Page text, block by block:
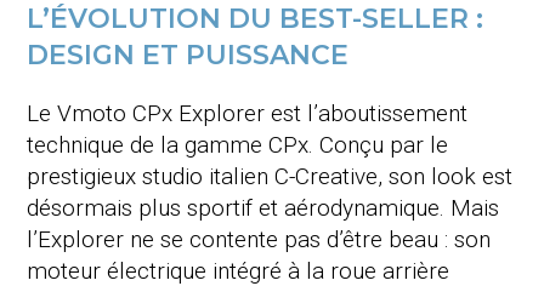
L’ÉVOLUTION DU BEST-SELLER :
DESIGN ET PUISSANCE
Le Vmoto CPx Explorer est l’aboutissement
technique de la gamme CPx. Conçu par le
prestigieux studio italien C-Creative, son look est
désormais plus sportif et aérodynamique. Mais
l’Explorer ne se contente pas d’être beau : son
moteur électrique intégré à la roue arrière